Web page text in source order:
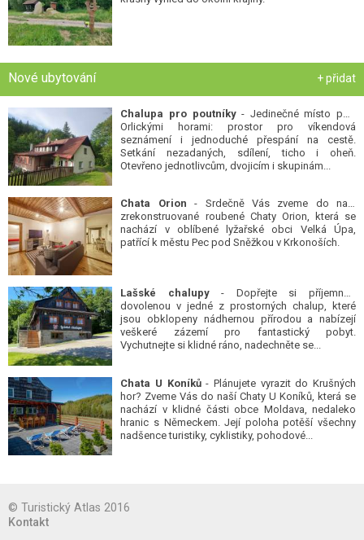
Nové ubytování + přidat
Chalupa pro poutníky- Jedinečné místo pod
Orlickými horami: prostor pro víkendová
seznámení i jednoduché přespání na cestě.
Setkání nezadaných, sdílení, ticho i oheň.
Otevřeno jednotlivcům, dvojicím i skupinám...
Chata Orion - Srdečně Vás zveme do naší
zrekonstruované roubené Chaty Orion, která se
nachází v oblíbené lyžařské obci Velká Úpa,
patřící k městu Pec pod Sněžkou v Krkonoších.
Lašské chalupy- Dopřejte si příjemnou
dovolenou v jedné z prostorných chalup, které
jsou obklopeny nádhernou přírodou a nabízejí
veškeré zázemí pro fantastický pobyt.
Vychutnejte si klidné ráno, nadechněte se...
Chata U Koníků- Plánujete vyrazit do Krušných
hor? Zveme Vás do naší Chaty U Koníků, která se
nachází v klidné části obce Moldava, nedaleko
hranic s Německem. Její poloha potěší všechny
nadšence turistiky, cyklistiky, pohodové...
© Turistický Atlas 2016
Kontakt